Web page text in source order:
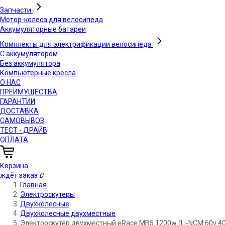
Запчасти
Мотор-колеса для велосипеда
Аккумуляторные батареи
Комплекты для электрификации велосипеда
С аккумулятором
Без аккумулятора
Компьютерные кресла
О НАС
ПРЕИМУЩЕСТВА
ГАРАНТИИ
ДОСТАВКА
САМОВЫВОЗ
ТЕСТ - ДРАЙВ
ОПЛАТА
Корзина
ждёт заказ 0
Главная
Электроскутеры
Двухколесные
Двухколесные двухместные
Электроскутер двухместный eRace MB5 1200w (Li-NCM 60v